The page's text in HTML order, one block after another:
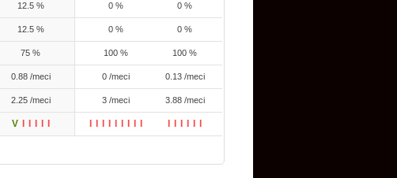
12.5 % 0 % 0 %
12.5 % 0 % 0 %
75 % 100 % 100 %
0.88 /meci 0 /meci 0.13 /meci
2.25 /meci 3 /meci 3.88 /meci
V